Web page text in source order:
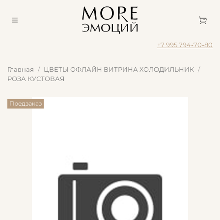
+7 995 794-70-80
Главная
ЦВЕТЫ ОФЛАЙН ВИТРИНА ХОЛОДИЛЬНИК
РОЗА КУСТОВАЯ
Предзаказ